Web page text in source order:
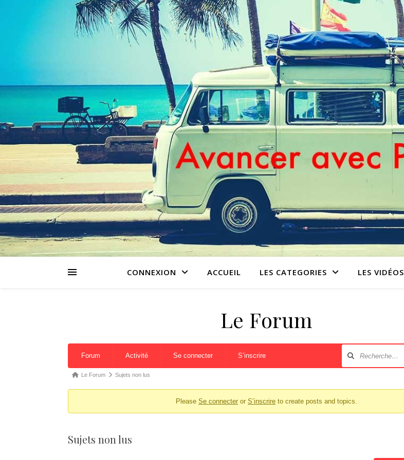
CONNEXION ACCUEIL LES CATEGORIES LES VIDÉOS
Le Forum
Forum
Activité Se connecter S’inscrire
Fil d’Ariane du forum – Vous êtes ici :
Le Forum Sujets non lus
Please Se connecter or S’inscrire to create posts and topics.
Sujets non lus